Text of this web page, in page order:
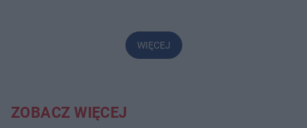
WIĘCEJ
ZOBACZ WIĘCEJ